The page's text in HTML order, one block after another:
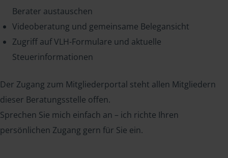
Berater austauschen
Videoberatung und gemeinsame Belegansicht
Zugriff auf VLH-Formulare und aktuelle
Steuerinformationen
Der Zugang zum Mitgliederportal steht allen Mitgliedern
dieser Beratungsstelle offen.
Sprechen Sie mich einfach an – ich richte Ihren
persönlichen Zugang gern für Sie ein.